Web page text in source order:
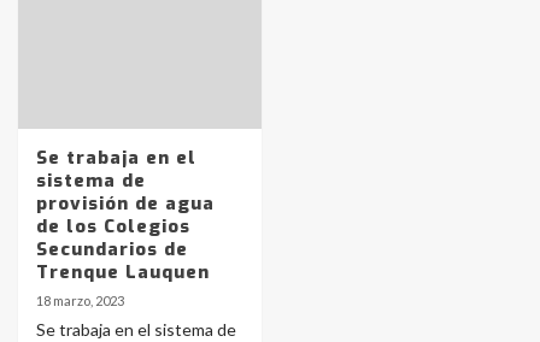
Se trabaja en el
sistema de
provisión de agua
de los Colegios
Secundarios de
Trenque Lauquen
18 marzo, 2023
Se trabaja en el sistema de
4
Accidente en Ruta 5: falleció un
joven de Trenque Lauquen
5
Los precios de los combustibles en